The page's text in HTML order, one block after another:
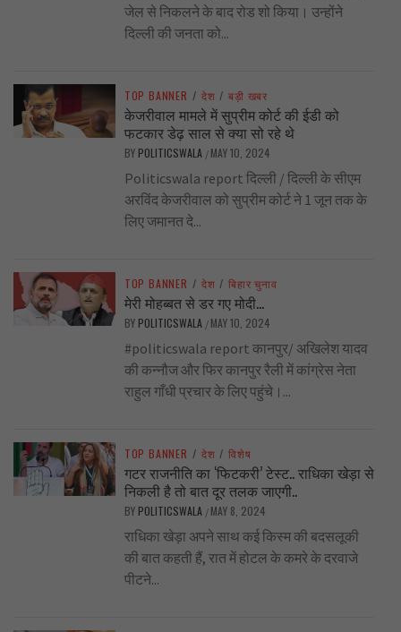
जेल से निकलने के बाद रोड शो किया। उन्होंने
दिल्ली की जनता को...
TOP BANNER / देश / बड़ी खबर
केजरीवाल मामले में सुप्रीम कोर्ट की ईडी को
फटकार डेढ़ साल से क्या सो रहे थे
BY POLITICSWALA / MAY 10, 2024
Politicswala report दिल्ली / दिल्ली के सीएम
अरविंद केजरीवाल को सुप्रीम कोर्ट ने 1 जून तक के
लिए जमानत दे...
TOP BANNER / देश / बिहार चुनाव
मेरी मोहब्बत से डर गए मोदी…
BY POLITICSWALA / MAY 10, 2024
#politicswala report कानपुर/ अखिलेश यादव
की कन्नौज और फिर कानपुर रैली में कांग्रेस नेता
राहुल गाँधी प्रचार के लिए पहुंचे।...
TOP BANNER / देश / विशेष
गटर राजनीति का ‘फिटकरी’ टेस्ट.. राधिका खेड़ा से
निकली है तो बात दूर तलक जाएगी..
BY POLITICSWALA / MAY 8, 2024
राधिका खेड़ा अपने साथ कई किस्म की बदसलूकी
की बात कहती हैं, रात में होटल के कमरे के दरवाजे
पीटने...